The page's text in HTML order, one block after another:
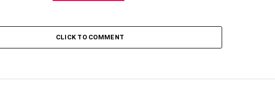
CLICK TO COMMENT